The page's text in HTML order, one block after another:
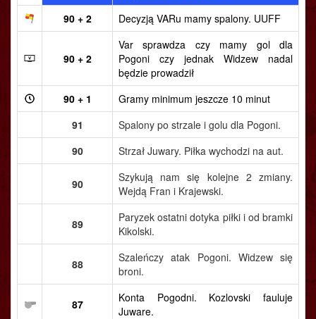
90 + 2
Decyzją VARu mamy spalony. UUFF
90 + 2
Var sprawdza czy mamy gol dla
Pogoni czy jednak Widzew nadal
będzie prowadził
90 + 1
Gramy minimum jeszcze 10 minut
91
Spalony po strzale i golu dla Pogoni.
90
Strzał Juwary. Piłka wychodzi na aut.
90
Szykują nam się kolejne 2 zmiany.
Wejdą Fran i Krajewski.
89
Paryzek ostatni dotyka piłki i od bramki
Kikolski.
88
Szaleńczy atak Pogoni. Widzew się
broni.
87
Konta Pogodni. Kozlovski fauluje
Juware.